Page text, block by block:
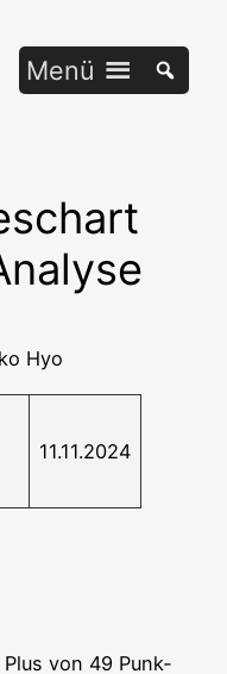
Menü
11.11.2024
Plus von 49 Punk­